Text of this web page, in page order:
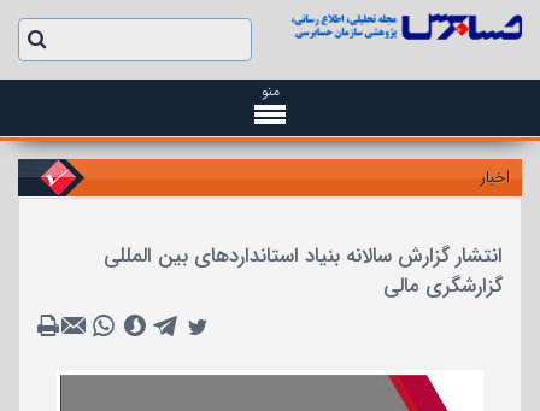
منو
اخبار
انتشار گزارش سالانه بنیاد استانداردهای بین المللی
گزارشگری مالی